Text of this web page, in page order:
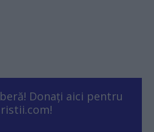
Donați aici pentru